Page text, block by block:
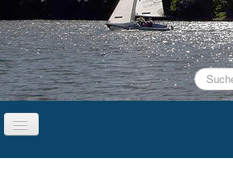
Suchen
...
DER SCHO